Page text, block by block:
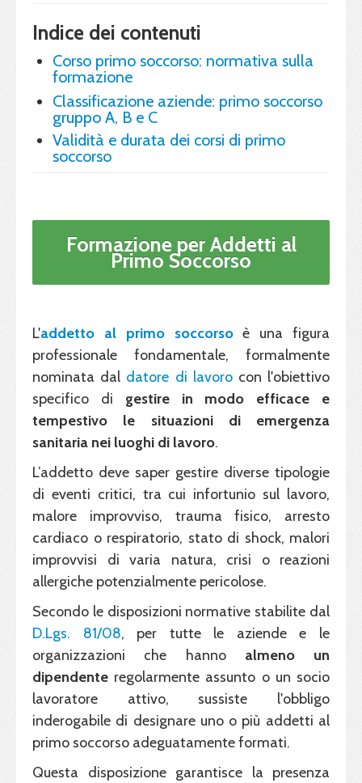
Indice dei contenuti
Corso primo soccorso: normativa sulla
formazione
Classificazione aziende: primo soccorso
gruppo A, B e C
Validità e durata dei corsi di primo
soccorso
Formazione per Addetti al
Primo Soccorso
L'addetto al primo soccorsoè una figura
professionale fondamentale, formalmente
nominata dal datore di lavorocon l'obiettivo
specifico di gestire in modo efficace e
tempestivo le situazioni di emergenza
sanitaria nei luoghi di lavoro.
L’addetto deve saper gestire diverse tipologie
di eventi critici, tra cui infortunio sul lavoro,
malore improvviso, trauma fisico, arresto
cardiaco o respiratorio, stato di shock, malori
improvvisi di varia natura, crisi o reazioni
allergiche potenzialmente pericolose.
Secondo le disposizioni normative stabilite dal
D.Lgs. 81/08, per tutte le aziende e le
organizzazioni che hanno almeno un
dipendente regolarmente assunto o un socio
lavoratore attivo, sussiste l'obbligo
inderogabile di designare uno o più addetti al
primo soccorso adeguatamente formati.
Questa disposizione garantisce la presenza